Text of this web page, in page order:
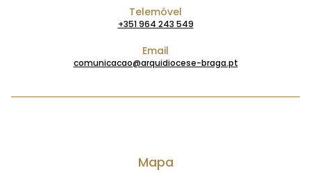
Telemóvel
+351 964 243 549
Email
comunicacao@arquidiocese-braga.pt
Mapa